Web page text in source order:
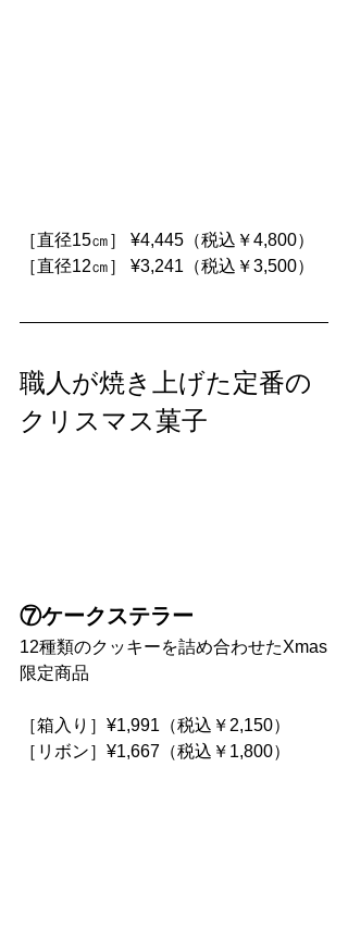
［直径15㎝］ ¥4,445（税込￥4,800）
［直径12㎝］ ¥3,241（税込￥3,500）
職人が焼き上げた定番の
クリスマス菓子
⑦ケークステラー
12種類のクッキーを詰め合わせたXmas
限定商品
［箱入り］¥1,991（税込￥2,150）
［リボン］¥1,667（税込￥1,800）